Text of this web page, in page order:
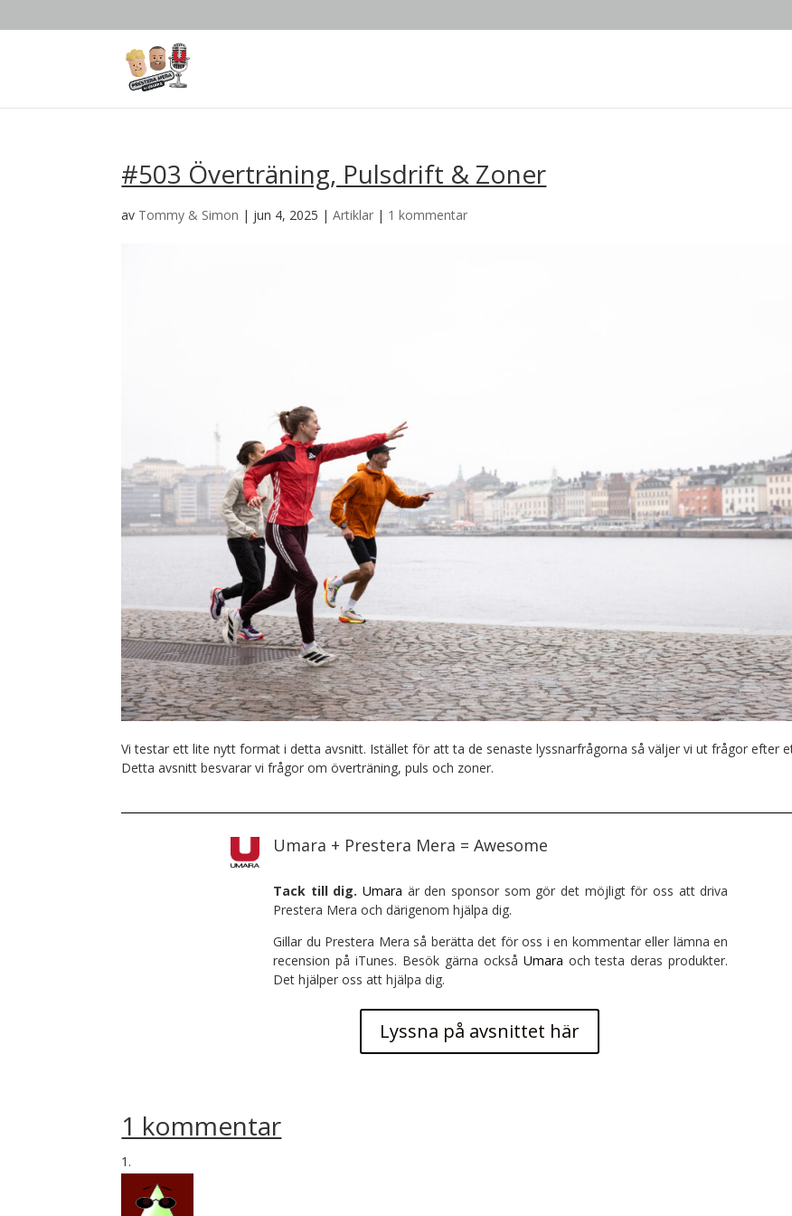
#503 Överträning, Pulsdrift & Zoner
av Tommy & Simon | jun 4, 2025 |Artiklar | 1 kommentar
Vi testar ett lite nytt format i detta avsnitt. Istället för att ta de senaste lyssnarfrågorna så väljer vi ut frågor efter
Detta avsnitt besvarar vi frågor om överträning, puls och zoner.
Umara + Prestera Mera = Awesome
Tack till dig. Umara är den sponsor som gör det möjligt för oss att driva
Prestera Mera och därigenom hjälpa dig.
Gillar du Prestera Mera så berätta det för oss i en kommentar eller lämna en
recension på iTunes. Besök gärna också Umara och testa deras produkter.
Det hjälper oss att hjälpa dig.
Lyssna på avsnittet här
1 kommentar